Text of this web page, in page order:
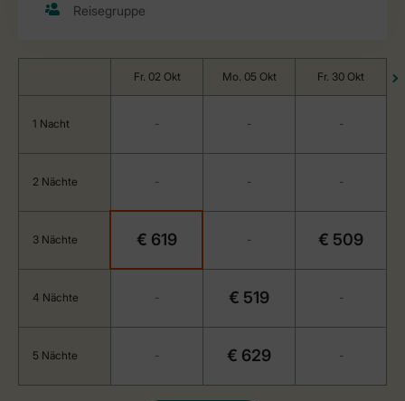
Fr. 02 Okt Mo. 05 Okt Fr. 30 Okt
1 Nacht - - -
2 Nächte - - -
3 Nächte € 619 - € 509
4 Nächte - € 519 -
5 Nächte - € 629 -